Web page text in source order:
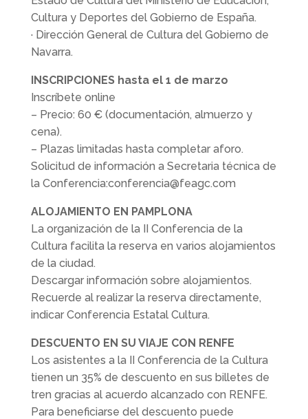
Cultura y Deportes del Gobierno de España.
· Dirección General de Cultura del Gobierno de
Navarra.
INSCRIPCIONES hasta el 1 de marzo
Inscríbete online
– Precio: 60 € (documentación, almuerzo y
cena).
– Plazas limitadas hasta completar aforo.
Solicitud de información a Secretaria técnica de
la Conferencia:conferencia@feagc.com
ALOJAMIENTO EN PAMPLONA
La organización de la II Conferencia de la
Cultura facilita la reserva en varios alojamientos
de la ciudad.
Descargar información sobre alojamientos.
Recuerde al realizar la reserva directamente,
indicar Conferencia Estatal Cultura.
DESCUENTO EN SU VIAJE CON RENFE
Los asistentes a la II Conferencia de la Cultura
tienen un 35% de descuento en sus billetes de
tren gracias al acuerdo alcanzado con RENFE.
Para beneficiarse del descuento puede